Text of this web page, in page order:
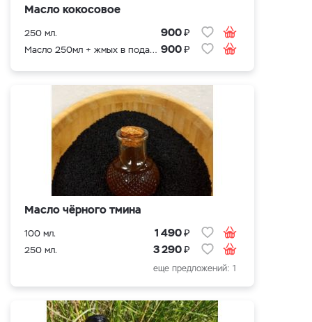
Масло кокосовое
250 мл. 900₽
Масло 250мл + жмых в подарок 900₽
Масло чёрного тмина
100 мл. 1 490₽
250 мл. 3 290₽
еще предложений: 1